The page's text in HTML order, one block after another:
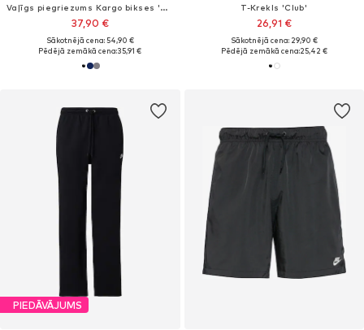
Vaļīgs piegriezums Kargo bikses 'CLUB'
37,90 €
Sākotnējā cena: 54,90 €
Pēdējā zemākā cena:35,91 €
T-Krekls 'Club'
26,91 €
Sākotnējā cena: 29,90 €
Pēdējā zemākā cena:25,42 €
PIEDĀVĀJUMS